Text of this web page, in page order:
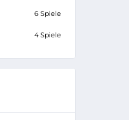
6 Spiele
4 Spiele